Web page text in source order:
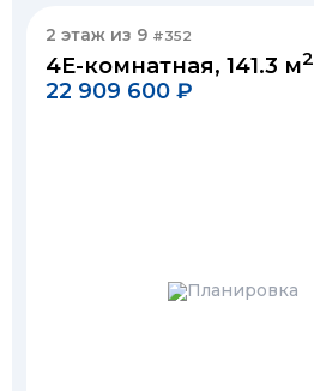
2 этаж из 9 #352
4Е-комнатная, 141.3 м2
22 909 600 ₽